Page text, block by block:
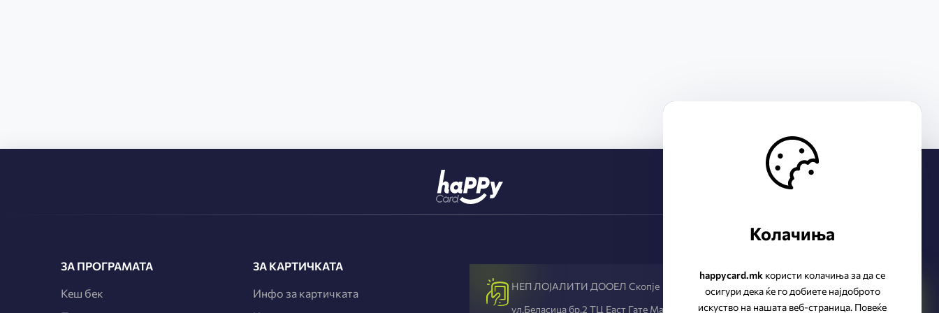
Колачиња
happycard.mk користи колачиња за да се
осигури дека ќе го добиете најдоброто
искуство на нашата веб-страница. Повеќе
ЗА ПРОГРАМАТА
Кеш бек
ЗА КАРТИЧКАТА
Инфо за картичката
НЕП ЛОЈАЛИТИ ДООЕЛ Скопје
ул.Беласица бр.2 ТЦ Еаст Гате Малл-К2 лок.К2.1, 1000 Скопје - Гази Баба